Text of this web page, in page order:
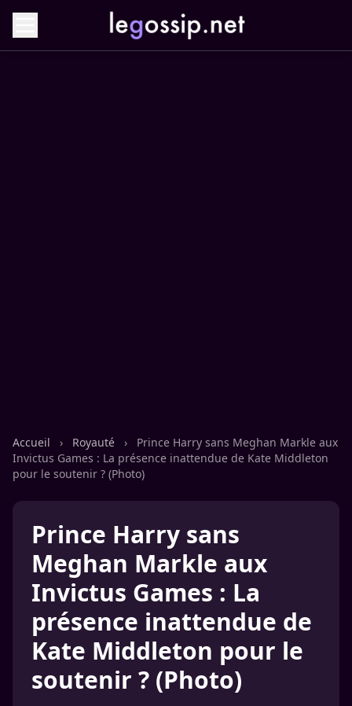
Accueil › Royauté ›
Prince Harry sans Meghan Markle aux
Invictus Games : La présence inattendue de Kate Middleton
pour le soutenir ? (Photo)
Prince Harry sans
Meghan Markle aux
Invictus Games : La
présence inattendue de
Kate Middleton pour le
soutenir ? (Photo)